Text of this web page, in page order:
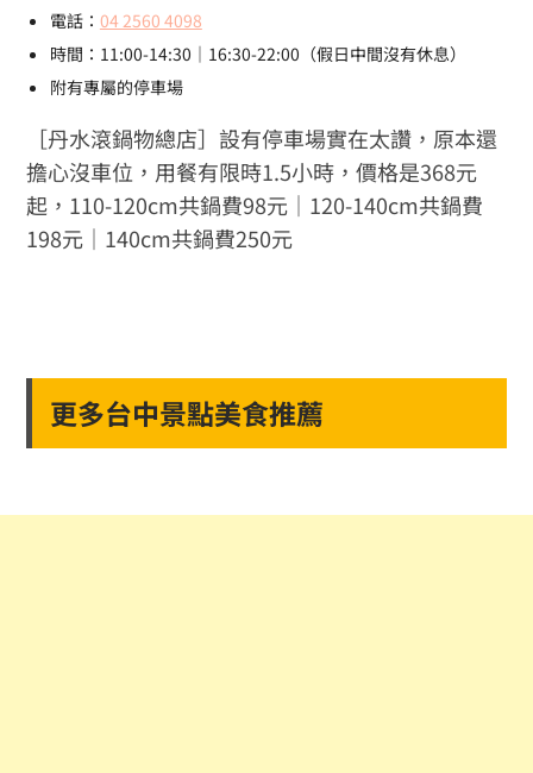
電話： 04 2560 4098
時間：11:00-14:30｜16:30-22:00（假日中間沒有休息）
附有專屬的停車場
［丹水滾鍋物總店］設有停車場實在太讚，原本還
擔心沒車位，用餐有限時1.5小時，價格是368元
起，110-120cm共鍋費98元｜120-140cm共鍋費
198元｜140cm共鍋費250元
更多台中景點美食推薦